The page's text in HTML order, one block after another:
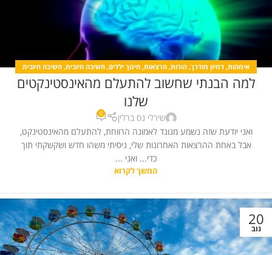
אימהות, דמיון מודרך, הורות, הרצאות, חינוך ילדים, חשיבה חיובית, חשיבה חיובית
לילדים,חשיבה חיובית מאמרים, יצירת מציאות,כללי, מחשבה חיובית,קורסים
למה הבנתי שחשוב להתעלם מהאינסטינקטים
שלנו
שירלי נס ברלין 0
ואני יודעת שזה נשמע מנוגד לאמונה הרווחת, להתעלם מהאינסטינקט,
אבל באחת ההרצאות האחרונות שלי, ניסיתי משהו חדש ושקשקתי תוך
כדי... ואני ...
המשך לקרוא
20
נוב